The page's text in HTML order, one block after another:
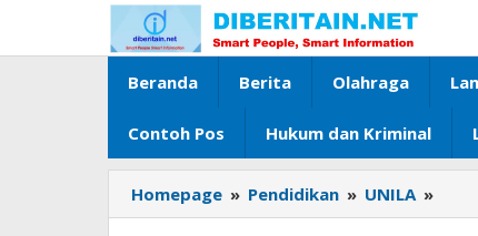
konten
Beranda Berita Olahraga
Contoh Pos Hukum dan Kriminal
Homepage » Pendidikan » UNILA »